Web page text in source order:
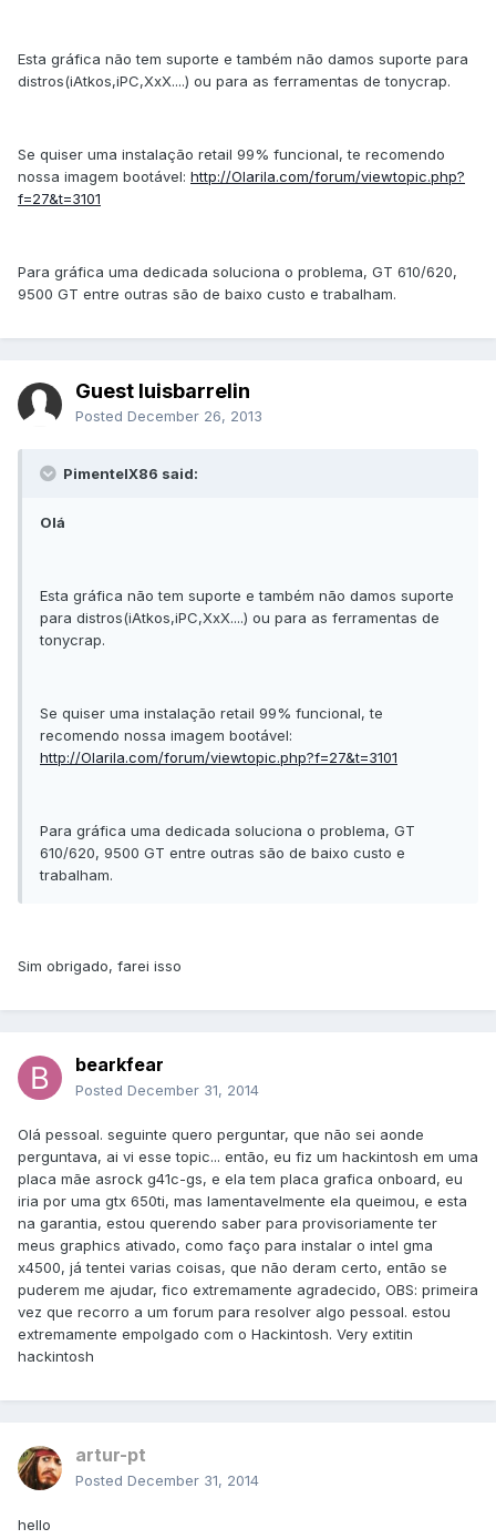
Esta gráfica não tem suporte e também não damos suporte para
distros(iAtkos,iPC,XxX....) ou para as ferramentas de tonycrap.
Se quiser uma instalação retail 99% funcional, te recomendo
nossa imagem bootável: http://Olarila.com/forum/viewtopic.php?
f=27&t=3101
Para gráfica uma dedicada soluciona o problema, GT 610/620,
9500 GT entre outras são de baixo custo e trabalham.
Guest luisbarrelin
Posted December 26, 2013
PimentelX86 said:
Olá
Esta gráfica não tem suporte e também não damos suporte
para distros(iAtkos,iPC,XxX....) ou para as ferramentas de
tonycrap.
Se quiser uma instalação retail 99% funcional, te
recomendo nossa imagem bootável:
http://Olarila.com/forum/viewtopic.php?f=27&t=3101
Para gráfica uma dedicada soluciona o problema, GT
610/620, 9500 GT entre outras são de baixo custo e
trabalham.
Sim obrigado, farei isso
bearkfear
Posted December 31, 2014
Olá pessoal. seguinte quero perguntar, que não sei aonde
perguntava, ai vi esse topic... então, eu fiz um hackintosh em uma
placa mãe asrock g41c-gs, e ela tem placa grafica onboard, eu
iria por uma gtx 650ti, mas lamentavelmente ela queimou, e esta
na garantia, estou querendo saber para provisoriamente ter
meus graphics ativado, como faço para instalar o intel gma
x4500, já tentei varias coisas, que não deram certo, então se
puderem me ajudar, fico extremamente agradecido, OBS: primeira
vez que recorro a um forum para resolver algo pessoal. estou
extremamente empolgado com o Hackintosh. Very extitin
hackintosh
artur-pt
Posted December 31, 2014
hello